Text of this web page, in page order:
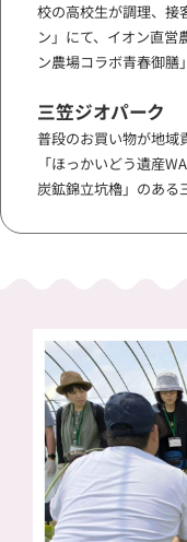
校の高校生が調理、接
ン」にて、イオン直営
ン農場コラボ青春御膳
三笠ジオパーク
普段のお買い物が地域
「ほっかいどう遺産
炭鉱錦立坑櫓」のある